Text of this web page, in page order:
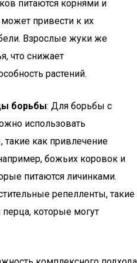
питаются корнями и
может привести к их
Взрослые жуки же
что снижает
растений.
борьбы: Для борьбы с
использовать
как привлечение
божьих коровок и
питаются личинками.
репелленты, такие
перца, которые могут